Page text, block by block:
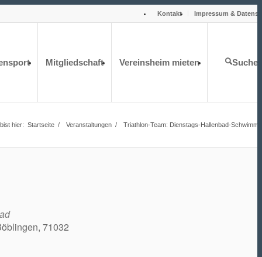
Kontakt Impressum &
Mitgliedschaft Vereinsheim mieten Suche
hier: Startseite / Veranstaltungen / Triathlon-Team: Dienstags-Hallenbad-
71032